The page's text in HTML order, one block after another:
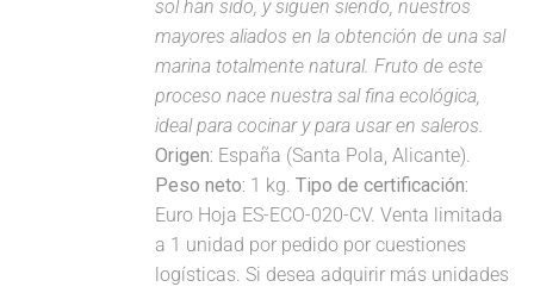
sol han sido, y siguen siendo, nuestros
mayores aliados en la obtención de una sal
marina totalmente natural. Fruto de este
proceso nace nuestra sal fina ecológica,
ideal para cocinar y para usar en saleros.
Origen: España (Santa Pola, Alicante).
Peso neto: 1 kg.Tipo de certificación:
Euro Hoja ES-ECO-020-CV. Venta limitada
a 1 unidad por pedido por cuestiones
logísticas. Si desea adquirir más unidades